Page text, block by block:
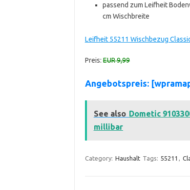
passend zum Leifheit
cm Wischbreite
Leifheit 55211 Wischbezug
Preis:EUR 9,99
Angebotspreis:
See also Dometic
millibar
Category: Haushalt Tags: 55211 ,